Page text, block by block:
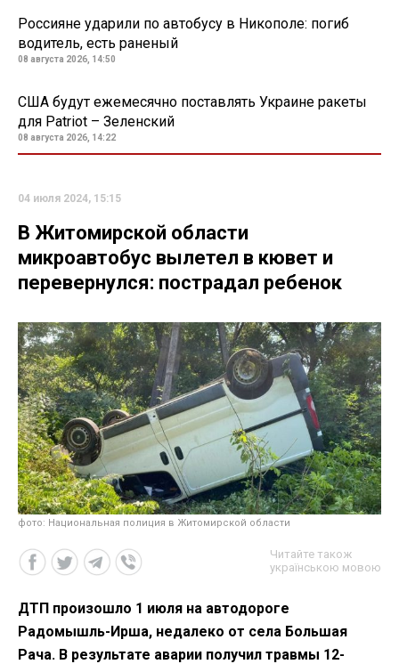
Россияне ударили по автобусу в Никополе: погиб
водитель, есть раненый
08 августа 2026, 14:50
США будут ежемесячно поставлять Украине ракеты
для Patriot – Зеленский
08 августа 2026, 14:22
04 июля 2024, 15:15
В Житомирской области
микроавтобус вылетел в кювет и
перевернулся: пострадал ребенок
фото: Национальная полиция в Житомирской области
Читайте також
українською мовою
ДТП произошло 1 июля на автодороге
Радомышль-Ирша, недалеко от села Большая
Рача. В результате аварии получил травмы 12-